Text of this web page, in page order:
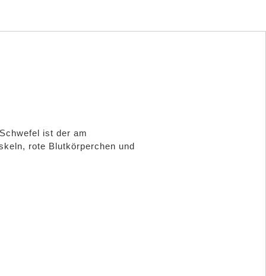
ist der am
rote Blutkörperchen und